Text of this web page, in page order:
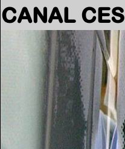
CANAL CES